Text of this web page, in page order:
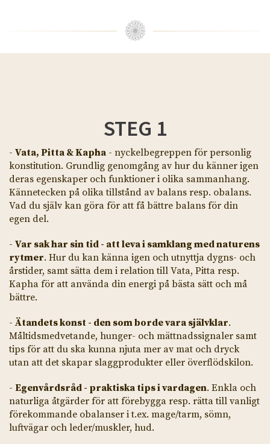
STEG 1
- Vata, Pitta & Kapha - nyckelbegreppen för personlig
konstitution. Grundlig genomgång av hur du känner igen
deras egenskaper och funktioner i olika sammanhang.
Kännetecken på olika tillstånd av balans resp. obalans.
Vad du själv kan göra för att få bättre balans för din
egen del.
- Var sak har sin tid - att leva i samklang med naturens
rytmer. Hur du kan känna igen och utnyttja dygns- och
årstider, samt sätta dem i relation till Vata, Pitta resp.
Kapha för att använda din energi på bästa sätt och må
bättre.
-Ätandets konst - den som borde vara självklar.
Måltidsmedvetande, hunger- och mättnadssignaler samt
tips för att du ska kunna njuta mer av mat och dryck
utan att det skapar slaggprodukter eller överflödskilon.
- Egenvårdsråd - praktiska tips i vardagen. Enkla och
naturliga åtgärder för att förebygga resp. rätta till vanligt
förekommande obalanser i t.ex. mage/tarm, sömn,
luftvägar och leder/muskler, hud.